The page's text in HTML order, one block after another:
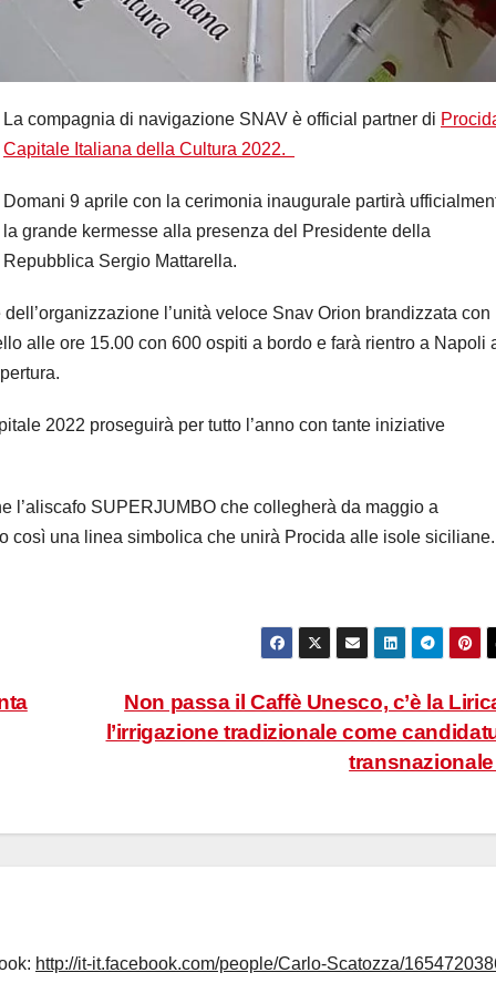
La compagnia di navigazione SNAV è official partner di
Capitale Italiana della Cultura 2022.
Domani 9 aprile con la cerimonia inaugurale partirà
la grande kermesse alla presenza del Presidente della
Repubblica Sergio Mattarella.
l’unità veloce Snav Orion brandizzata con
alle ore 15.00 con 600 ospiti a bordo e farà rientro a Napoli
2022 proseguirà per tutto l’anno con tante iniziative
l’aliscafo SUPERJUMBO che collegherà da maggio a
così una linea simbolica che unirà Procida alle isole siciliane.
Non passa il Caffè Unesco, c’è la
l’irrigazione tradizionale come
http://it-it.facebook.com/people/Carlo-Scatozza/